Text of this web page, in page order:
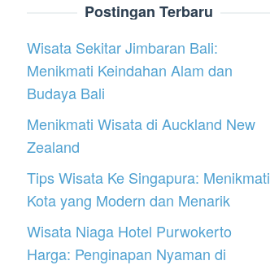
Postingan Terbaru
Wisata Sekitar Jimbaran Bali:
Menikmati Keindahan Alam dan
Budaya Bali
Menikmati Wisata di Auckland New
Zealand
Tips Wisata Ke Singapura: Menikmati
Kota yang Modern dan Menarik
Wisata Niaga Hotel Purwokerto
Harga: Penginapan Nyaman di